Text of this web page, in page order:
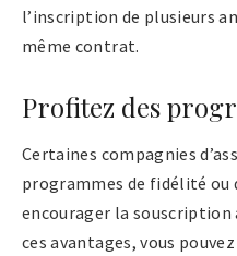
l’inscription de plusieurs
même contrat.
Profitez des
Certaines compagnies
programmes de fidélité ou
encourager la
ces avantages, vous